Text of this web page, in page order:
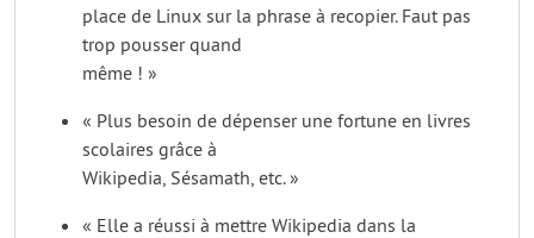
place de Linux sur la phrase à recopier. Faut pas
trop pousser quand
même ! »
« Plus besoin de dépenser une fortune en livres
scolaires grâce à
Wikipedia, Sésamath, etc. »
« Elle a réussi à mettre Wikipedia dans la